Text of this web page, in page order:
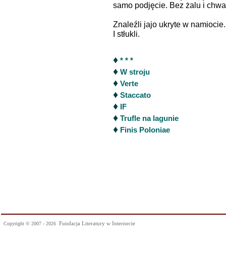
samo podjęcie. Bez żalu i
Znaleźli jajo ukryte w namiocie.
I stłukli.
♦ * * *
♦ W stroju
♦ Verte
♦ Staccato
♦ IF
♦ Trufle na lagunie
♦ Finis Poloniae
Copyright © 2007 - 2026 Fundacja Literatury w Internecie